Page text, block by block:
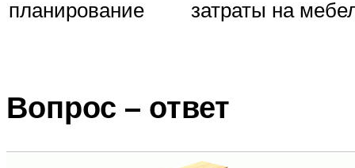
планирование
затраты на
Вопрос – ответ